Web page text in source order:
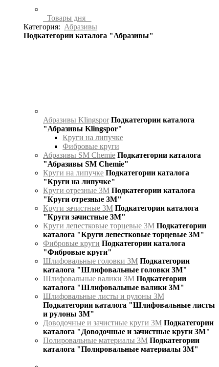
Товары дня
Категория: Абразивы
Подкатегории каталога "Абразивы"
Абразивы Klingspor Подкатегории каталога
"Абразивы Klingspor"
Круги на липучке
Фибровые круги
Абразивы SM Chemie Подкатегории каталога
"Абразивы SM Chemie"
Круги на липучке Подкатегории каталога
"Круги на липучке"
Круги отрезные 3М Подкатегории каталога
"Круги отрезные 3М"
Круги зачистные 3М Подкатегории каталога
"Круги зачистные 3М"
Круги лепестковые торцевые 3М Подкатегории
каталога "Круги лепестковые торцевые 3М"
Фибровые круги Подкатегории каталога
"Фибровые круги"
Шлифовальные головки 3М Подкатегории
каталога "Шлифовальные головки 3М"
Шлифовальные валики 3М Подкатегории
каталога "Шлифовальные валики 3М"
Шлифовальные листы и рулоны 3М
Подкатегории каталога "Шлифовальные листы
и рулоны 3М"
Доводочные и зачистные круги 3М Подкатегории
каталога "Доводочные и зачистные круги 3М"
Полировальные материалы 3М Подкатегории
каталога "Полировальные материалы 3М"